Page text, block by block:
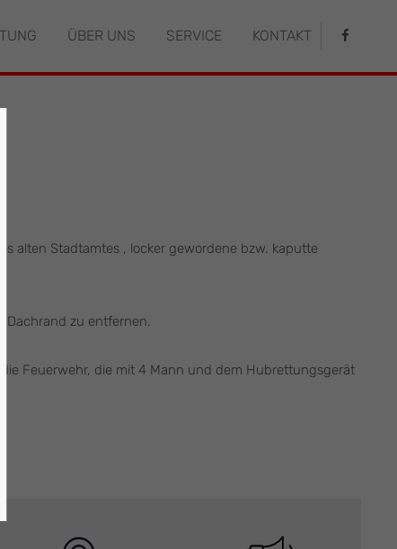
Der Eintrag "offcanvas-col4" existiert
ÜBER UNS SERVICE KONTAKT
alten Stadtamtes , locker gewordene bzw. kaputte
Dachrand zu entfernen.
Feuerwehr, die mit 4 Mann und dem Hubrettungsgerät